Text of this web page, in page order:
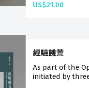
US$21.00
經驗饑荒
As part of the
initiated by